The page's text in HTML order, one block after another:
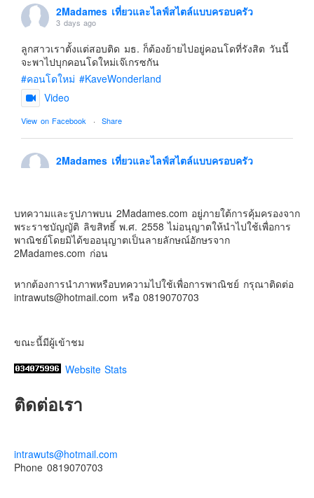
นิวซีแลนด์
อเมริกา
ร้านอร่อย
บทความครอบครัว
Beauty Review
รีวิวสายการบิน
Products & Applications
Events & PR News
2Madames เที่ยวและไลฟ์สไตล์แบบครอบครัว
3 days ago
ลูกสาวเราตั้งแต่สอบติด มธ. ก็ต้องย้ายไปอยู่คอนโดที่รังสิต วันนี้
จะพาไปบุกคอนโดใหม่เจ๊เกรซกัน
#คอนโดใหม่ #KaveWonderland
Video
View on Facebook · Share
2Madames เที่ยวและไลฟ์สไตล์แบบครอบครัว
ปล. ขอบคุณเสื้อทีมน่ารักๆจากBabyLovett เสื้อผ้าเด็ก
#รักใครให้พาไปดิสนีย์แลนด์ #hongkongdisneyland
#discoverhongkong #hongkongsummerfu
Photo
View on Facebook
บทความและรูปภาพบน 2Madames.com อยู่ภายใต้การคุ้มครองจาก
พระราชบัญญัติ ลิขสิทธิ์ พ.ศ. 2558 ไม่อนุญาตให้นำไปใช้เพื่อการ
พาณิชย์โดยมิได้ขออนุญาตเป็นลายลักษณ์อักษรจาก
2Madames.com ก่อน
หากต้องการนำภาพหรือบทความไปใช้เพื่อการพาณิชย์ กรุณาติดต่อ
intrawuts@hotmail.com หรือ 0819070703
ขณะนี้มีผู้เข้าชม
Website Stats
ติดต่อเรา
intrawuts@hotmail.com
Phone 0819070703